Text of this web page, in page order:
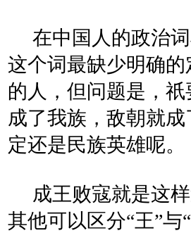
在中国人的政治词
这个词最缺少明确
的人，但问题是，
成了我族，敌朝就
定还是民族英雄呢。
成王败寇就是这样
其他可以区分“王”